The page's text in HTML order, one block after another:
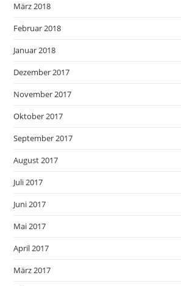
März 2018
Februar 2018
Januar 2018
Dezember 2017
November 2017
Oktober 2017
September 2017
August 2017
Juli 2017
Juni 2017
Mai 2017
April 2017
März 2017